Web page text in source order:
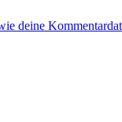
deine